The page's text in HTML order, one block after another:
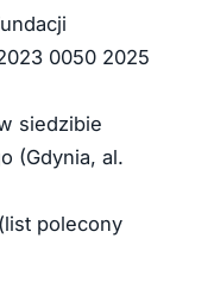
0050 2025
siedzibie
(Gdynia, al.
polecony